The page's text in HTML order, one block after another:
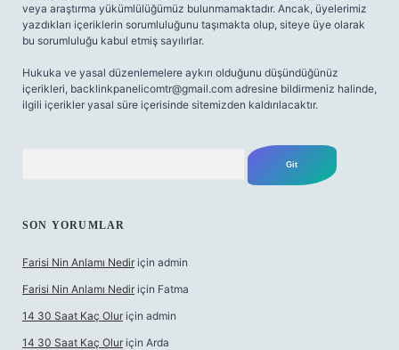
veya araştırma yükümlülüğümüz bulunmamaktadır. Ancak, üyelerimiz
yazdıkları içeriklerin sorumluluğunu taşımakta olup, siteye üye olarak
bu sorumluluğu kabul etmiş sayılırlar.
Hukuka ve yasal düzenlemelere aykırı olduğunu düşündüğünüz
içerikleri, backlinkpanelicomtr@gmail.com adresine bildirmeniz halinde,
ilgili içerikler yasal süre içerisinde sitemizden kaldırılacaktır.
SON YORUMLAR
Farisi Nin Anlamı Nedir için admin
Farisi Nin Anlamı Nedir için Fatma
14 30 Saat Kaç Olur için admin
14 30 Saat Kaç Olur için Arda